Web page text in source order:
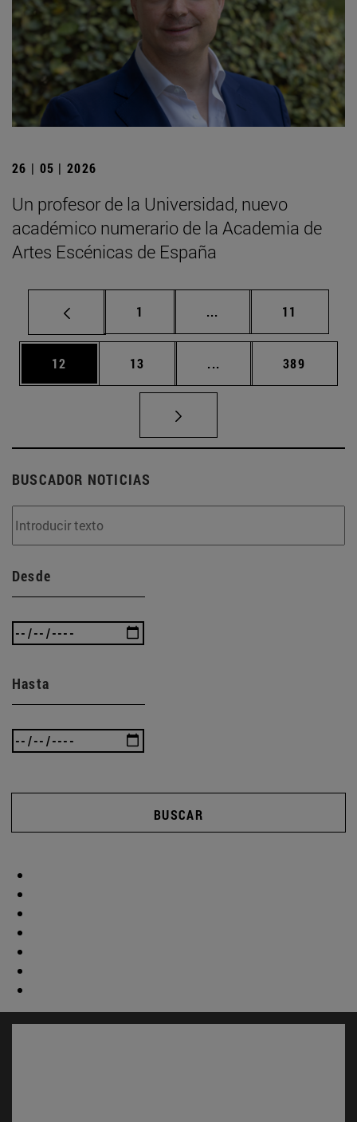
26 | 05 | 2026
Un profesor de la Universidad, nuevo
académico numerario de la Academia de
Artes Escénicas de España
Página
1 ... Páginas intermedias
Página
11
Página
12 Página
13 ... Páginas intermedias
Página
389
BUSCADOR NOTICIAS
Desde
Hasta
BUSCAR